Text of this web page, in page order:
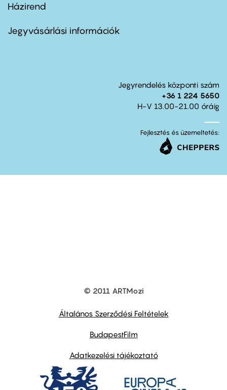
Footer
second
Házirend
Jegyvásárlási információk
Jegyrendelés központi szám
+36 1 224 5650
H-V 13.00-21.00 óráig
Fejlesztés és üzemeltetés:
© 2011 ARTMozi
Általános Szerződési Feltételek
BudapestFilm
Adatkezelési tájékoztató